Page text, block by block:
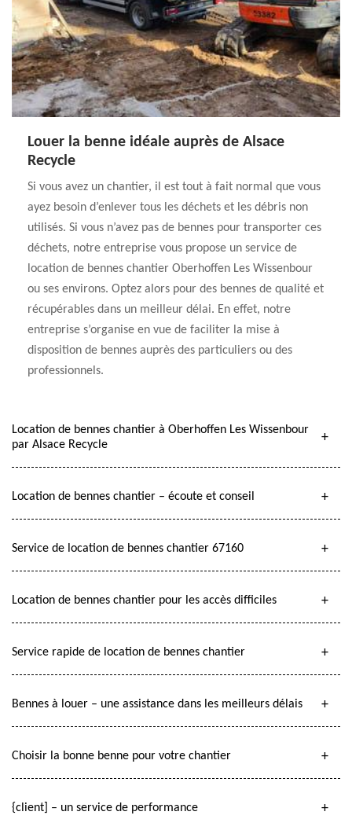
Louer la benne idéale auprès de Alsace
Recycle
Si vous avez un chantier, il est tout à fait normal que vous
ayez besoin d’enlever tous les déchets et les débris non
utilisés. Si vous n’avez pas de bennes pour transporter ces
déchets, notre entreprise vous propose un service de
location de bennes chantier Oberhoffen Les Wissenbour
ou ses environs. Optez alors pour des bennes de qualité et
récupérables dans un meilleur délai. En effet, notre
entreprise s’organise en vue de faciliter la mise à
disposition de bennes auprès des particuliers ou des
professionnels.
Location de bennes chantier à Oberhoffen Les Wissenbour
par Alsace Recycle
Location de bennes chantier – écoute et conseil
Service de location de bennes chantier 67160
Location de bennes chantier pour les accès difficiles
Service rapide de location de bennes chantier
Bennes à louer – une assistance dans les meilleurs délais
Choisir la bonne benne pour votre chantier
{client] – un service de performance